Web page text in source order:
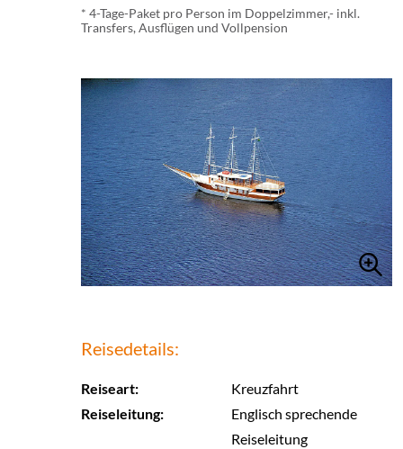
* 4-Tage-Paket pro Person im Doppelzimmer,- inkl.
Transfers, Ausflügen und Vollpension
Reisedetails:
Reiseart:
Kreuzfahrt
Reiseleitung:
Englisch sprechende
Reiseleitung